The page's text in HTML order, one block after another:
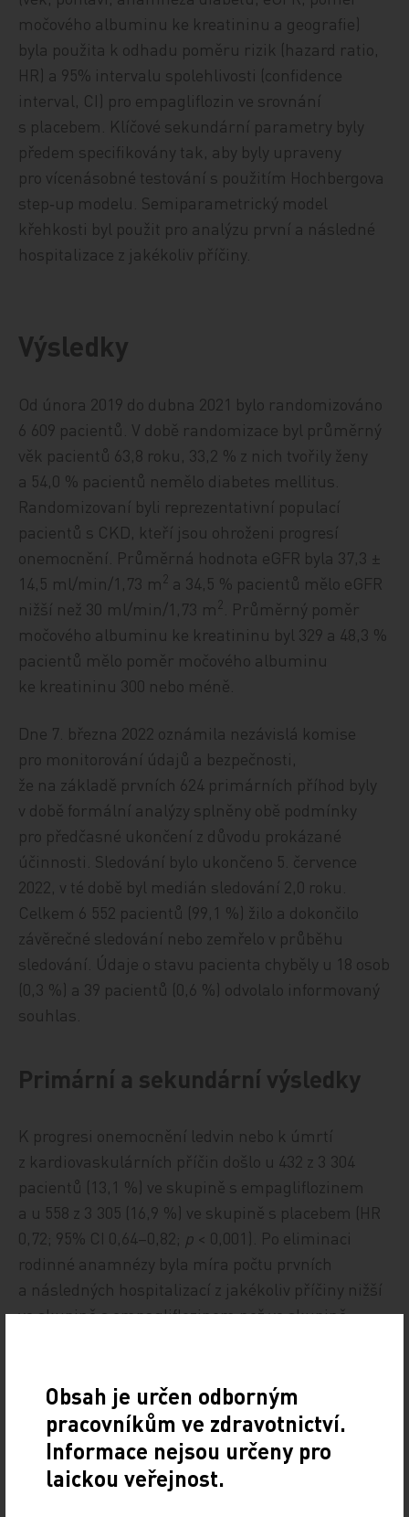
močového albuminu ke kreatininu a geografie)
byla použita k odhadu poměru rizik (hazard ratio,
HR) a 95% intervalu spolehlivosti (confidence
interval, CI) pro empagliflozin ve srovnání
s placebem. Klíčové sekundární parametry byly
předem specifikovány tak, aby byly upraveny
pro vícenásobné testování s použitím Hochbergova
step‑up modelu. Semiparametrický model
křehkosti byl použit pro analýzu první a následné
hospitalizace z jakékoliv příčiny.
Výsledky
Od února 2019 do dubna 2021 bylo randomizováno
6 609 pacientů. V době randomizace byl průměrný
věk pacientů 63,8 roku, 33,2 % z nich tvořily ženy
a 54,0 % pacientů nemělo diabetes mellitus.
Randomizovaní byli reprezentativní populací
pacientů s CKD, kteří jsou ohroženi progresí
onemocnění. Průměrná hodnota eGFR byla 37,3 ±
14,5 ml/min/1,73 m 2 a 34,5 % pacientů mělo eGFR
nižší než 30 ml/min/1,73 m 2
. Průměrný poměr
močového albuminu ke kreatininu byl 329 a 48,3 %
pacientů mělo poměr močového albuminu
ke kreatininu 300 nebo méně.
Dne 7. března 2022 oznámila nezávislá komise
pro monitorování údajů a bezpečnosti,
že na základě prvních 624 primárních příhod byly
v době formální analýzy splněny obě podmínky
pro předčasné ukončení z důvodu prokázané
účinnosti. Sledování bylo ukončeno 5. července
2022, v té době byl medián sledování 2,0 roku.
Celkem 6 552 pacientů (99,1 %) žilo a dokončilo
závěrečné sledování nebo zemřelo v průběhu
sledování. Údaje o stavu pacienta chyběly u 18 osob
(0,3 %) a 39 pacientů (0,6 %) odvolalo informovaný
souhlas.
Primární a sekundární výsledky
K progresi onemocnění ledvin nebo k úmrtí
z kardiovaskulárních příčin došlo u 432 z 3 304
pacientů (13,1 %) ve skupině s empagliflozinem
a u 558 z 3 305 (16,9 %) ve skupině s placebem (HR
0,72; 95% CI 0,64–0,82; p < 0,001). Po eliminaci
rodinné anamnézy byla míra počtu prvních
a následných hospitalizací z jakékoliv příčiny nižší
ve skupině s empagliflozinem než ve skupině
Nebyl pozorován žádný významný účinek ve vztahu
k hospitalizaci pro srdeční selhání nebo úmrtí
z kardiovaskulárních příčin (došlo k nim u 4,0 %
pacientů ve skupině s empagliflozinem a u 4,6 %
Obsah je určen odborným
pracovníkům ve zdravotnictví.
Informace nejsou určeny pro
laickou veřejnost.